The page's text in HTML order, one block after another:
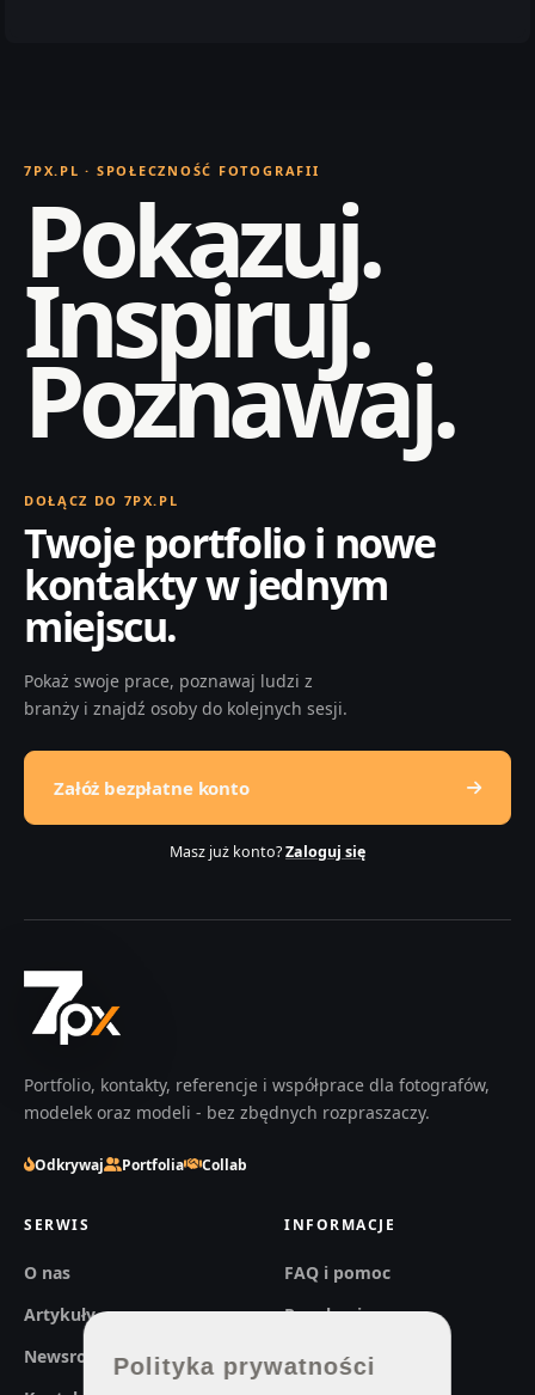
7PX.PL · SPOŁECZNOŚĆ FOTOGRAFII
Pokazuj.
Inspiruj.
Poznawaj.
DOŁĄCZ DO 7PX.PL
Twoje portfolio i nowe
kontakty w jednym
miejscu.
Pokaż swoje prace, poznawaj ludzi z
branży i znajdź osoby do kolejnych sesji.
Załóż bezpłatne konto
Masz już konto?Zaloguj się
Portfolio, kontakty, referencje i współprace dla fotografów,
modelek oraz modeli - bez zbędnych rozpraszaczy.
Odkrywaj Portfolia Collab
SERWIS
O nas
Artykuły
Newsroom
INFORMACJE
FAQ i pomoc
Regulaminy
Prywatność
Polityka prywatności